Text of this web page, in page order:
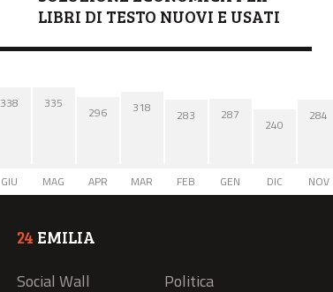
LIBRI DI TESTO NUOVI E USATI
338
GIU
335
MAG
296
APR
318
MAR
283
FEB
287
GEN
240
DIC
284
NOV
24 EMILIA
Social Wall Politica